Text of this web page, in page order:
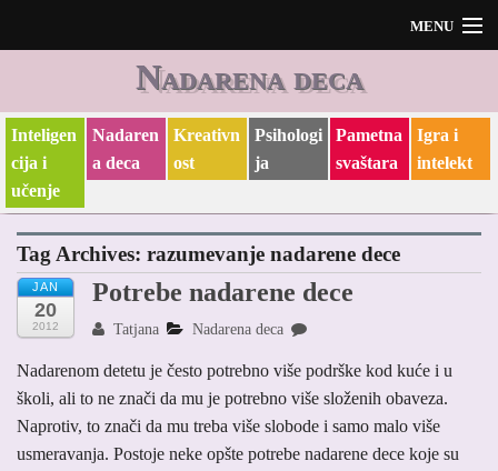
MENU
O meni i O blogu
Nadarena deca
Inteligen
cija i
učenje
Nadaren
a deca
Kreativn
ost
Psihologi
ja
Pametna
svaštara
Igra i
intelekt
Tag Archives: razumevanje nadarene dece
JAN
20
2012
Potrebe nadarene dece
Tatjana Nadarena deca
Nadarenom detetu je često potrebno više podrške kod kuće i u
školi, ali to ne znači da mu je potrebno više složenih obaveza.
Naprotiv, to znači da mu treba više slobode i samo malo više
usmeravanja. Postoje neke opšte potrebe nadarene dece koje su